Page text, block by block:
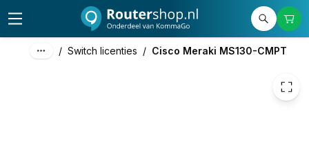
/ Switch licenties / Cisco Meraki MS130-CMPT
excl. btw
incl. btw